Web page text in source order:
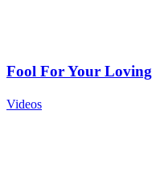
Fool For Your Loving
Videos